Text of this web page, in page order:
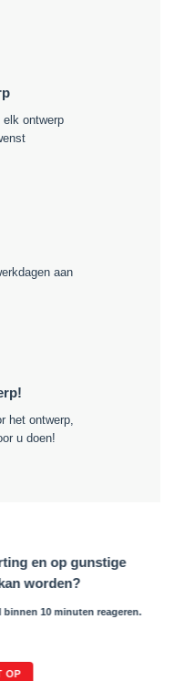
elk ontwerp
aan
het ontwerp,
u doen!
en op gunstige
worden?
10 minuten reageren.
OP